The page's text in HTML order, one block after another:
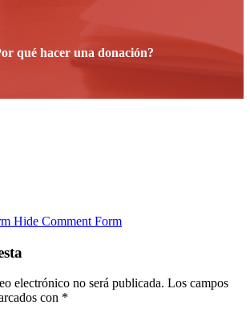
qué hacer una donación?
Hide Comment Form
electrónico no será publicada. Los campos
con *